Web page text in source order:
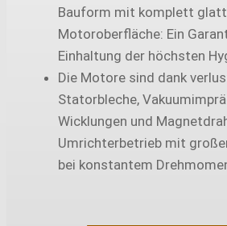
Bauform mit komplett
Motoroberfläche: Ein
Einhaltung der höchsten
Die Motore sind dank
Statorbleche,
Wicklungen und
Umrichterbetrieb mit
bei konstantem